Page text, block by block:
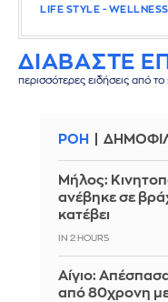
LIFE STYLE - WELLNESS
ΔΙΑΒΑΣΤΕ
περισσότερες ειδήσεις από
ΡΟΗ
Μήλος:
ανέβηκε σε
κατέβει
IN 2 HOURS
Αίγιο:
από 80χρονη